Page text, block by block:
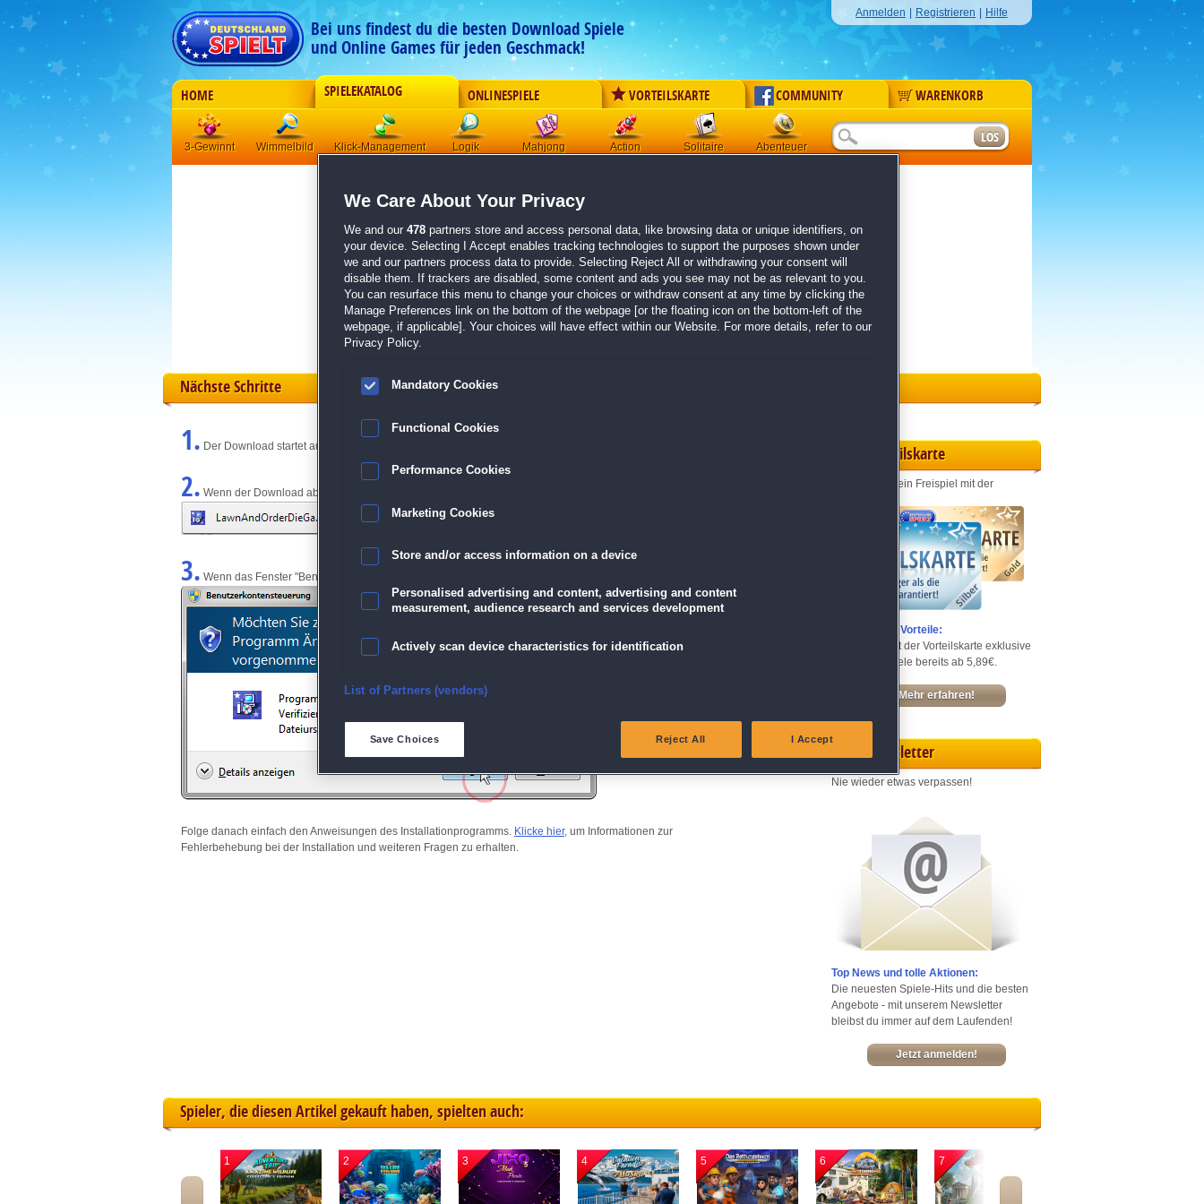
Bei uns findest du die besten Download Spiele
und Online Games für jeden Geschmack!
Anmelden Registrieren Hilfe
HOME SPIELEKATALOG ONLINESPIELE VORTEILSKARTE COMMUNITY WARENKORB
3-Gewinnt Wimmelbild Klick-Management Logik Mahjong Action Solitaire Abenteuer
Der Download wird automatisch gestartet für:
Elven Rivers 5: The Undersea
Größe 325.7 MB
Einen Moment bitte, dein Spiel wird in5 Sekundenbereitgestellt...
Falls der Download nicht automatisch startet,klicke bitte hier.
Zurück zur Gamepage
Nächste Schritte
1. Der Download startet automatisch und wird am unteren Rand des Browserfensters angezeigt.
2. Wenn der Download abgeschlossen ist, klicke einfach auf die Datei.
3. Wenn das Fenster "Benutzerkontensteuerung" angezeigt wird, klicke auf "Ja" (Bei Windows Vista "Fortsetzen").
Folge danach einfach den Anweisungen des Installationprogramms. Klicke hier, um Informationen zur
Fehlerbehebung bei der Installation und weiteren Fragen zu erhalten.
Vorteilskarte
Jeden Monat ein Freispiel mit der
Entdecke die Vorteile:
Sichere dir mit der Vorteilskarte exklusive
Rabatte – Spiele bereits ab 5,89€.
Mehr erfahren!
Newsletter
Nie wieder etwas verpassen!
Top News und tolle Aktionen:
Die neuesten Spiele-Hits und die besten
Angebote - mit unserem Newsletter
bleibst du immer auf dem Laufenden!
Jetzt anmelden!
Spieler, die diesen Artikel gekauft haben, spielten auch:
1 2 3 4 5 6 7
We Care About Your Privacy
We and our 478 partners store and access personal data, like browsing data or unique identifiers, on
your device. Selecting I Accept enables tracking technologies to support the purposes shown under
we and our partners process data to provide. Selecting Reject All or withdrawing your consent will
disable them. If trackers are disabled, some content and ads you see may not be as relevant to you.
You can resurface this menu to change your choices or withdraw consent at any time by clicking the
Manage Preferences link on the bottom of the webpage [or the floating icon on the bottom-left of the
webpage, if applicable]. Your choices will have effect within our Website. For more details, refer to our
Privacy Policy.
Mandatory Cookies
Functional Cookies
Performance Cookies
Marketing Cookies
Store and/or access information on a device
Personalised advertising and content, advertising and content
measurement, audience research and services development
Actively scan device characteristics for identification
Ensure security, prevent and detect fraud, and fix errors
Match and combine data from other data sources
List of Partners (vendors)
Save Choices Reject All I Accept